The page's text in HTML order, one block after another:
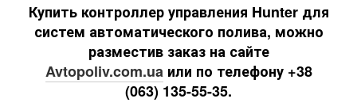
Купить контроллер управления Hunter для
систем автоматического полива, можно
разместив заказ на сайте
Avtopoliv.com.uaили по телефону +38
(063) 135-55-35.